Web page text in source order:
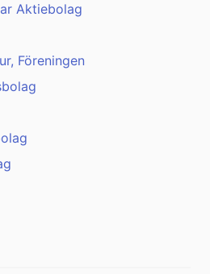
Aktiebolag
Föreningen